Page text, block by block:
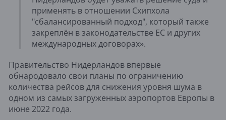
применять в отношении Схипхола
"сбалансированный подход", который также
закреплён в законодательстве ЕС и других
международных договорах».
Правительство Нидерландов впервые
обнародовало свои планы по ограничению
количества рейсов для снижения уровня шума в
одном из самых загруженных аэропортов Европы в
июне 2022 года.